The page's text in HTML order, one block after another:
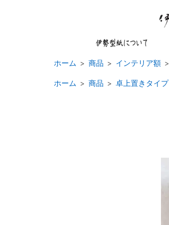
ホーム 商品 インテリア額
ホーム 商品 卓上置きタイプ